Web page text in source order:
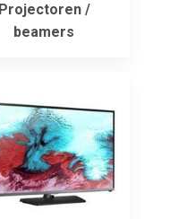
Projectoren /
beamers